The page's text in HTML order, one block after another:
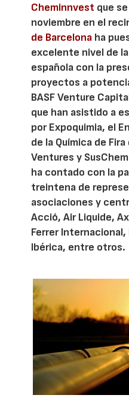
Cheminnvest que
noviembre en el
de Barcelona ha
excelente nivel de
española con la
proyectos a
BASF Venture
que han asistido a
por Expoquimia, el
de la Química de
Ventures y
ha contado con la
treintena de
asociaciones y
Acció, Air Liquide,
Ferrer
Ibérica, entre otros.